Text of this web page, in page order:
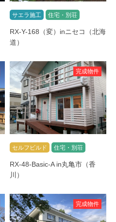
サエラ施工 住宅・別荘
RX-Y-168（変）inニセコ（北海
道）
完成物件
セルフビルド 住宅・別荘
RX-48-Basic-A in丸亀市（香
川）
完成物件